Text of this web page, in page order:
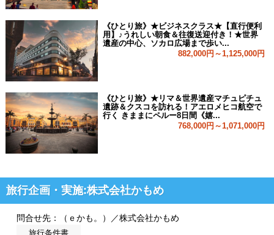
《ひとり旅》★ビジネスクラス★【直行便利
用】♪うれしい朝食＆往復送迎付き！★世界
遺産の中心、ソカロ広場まで歩い...
882,000円～1,125,000円
《ひとり旅》★リマ＆世界遺産マチュピチュ
遺跡＆クスコを訪れる！アエロメヒコ航空で
行く きままにペルー8日間《嬉...
768,000円～1,071,000円
旅行企画・実施:株式会社かもめ
問合せ先：（ｅかも。）／株式会社かもめ
旅行条件書